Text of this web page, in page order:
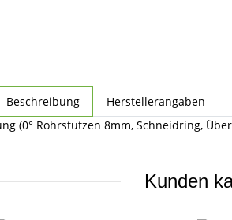
Beschreibung Herstellerangaben
(0° Rohrstutzen 8mm, Schneidring,
Kunden